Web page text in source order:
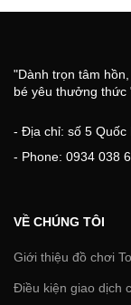
"Dành trọn tâm
bé yêu thưởng thức
- Địa chỉ: số 5 Quốc
- Phone: 0934 038
VỀ CHÚNG TÔI
Giới thiệu đồ chơi
Điều kiện giao dịch